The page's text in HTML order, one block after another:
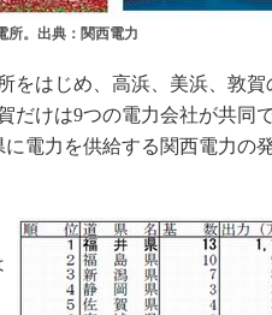
所。出典：関西電力
はじめ、高浜、美浜、敦賀
だけは9つの電力会社が共同
電力を供給する関西電力の